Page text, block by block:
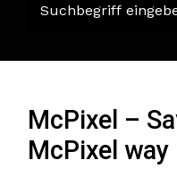
McPixel –
McPixel way